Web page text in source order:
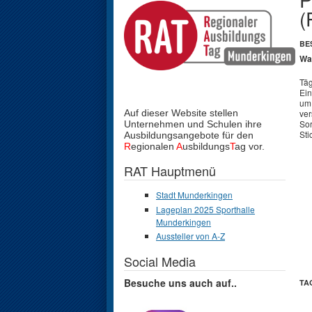
Auf dieser Website stellen
Unternehmen und Schulen ihre
Ausbildungsangebote für den
Regionalen AusbildungsTag vor.
RAT Hauptmenü
Stadt Munderkingen
Lageplan 2025 Sporthalle
Munderkingen
Aussteller von A-Z
Social Media
Besuche uns auch auf..